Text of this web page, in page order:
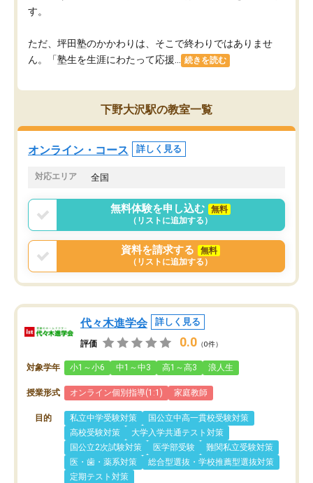
す。
ただ、坪田塾のかかわりは、そこで終わりではありませ
ん。「塾生を生涯にわたって応援...
続きを読む
下野大沢駅の教室一覧
オンライン・コース 詳しく見る
対応エリア 全国
無料体験を申し込む
無料
（リストに追加する）
資料を請求する
無料
（リストに追加する）
代々木進学会 詳しく見る
評価 0.0 （0件）
対象学年 小1～小6 中1～中3 高1～高3 浪人生
授業形式 オンライン個別指導(1:1) 家庭教師
目的 私立中学受験対策
国公立中高一貫校受験対策
高校受験対策
大学入学共通テスト対策
国公立2次試験対策
医学部受験
難関私立受験対策
医・歯・薬系対策
総合型選抜・学校推薦型選抜対策
定期テスト対策